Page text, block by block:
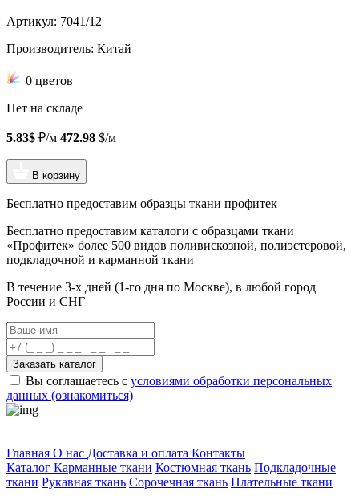
Артикул: 7041/12
Производитель: Китай
0 цветов
Нет на складе
5.83$ ₽/м 472.98 $/м
В корзину
Бесплатно предоставим образцы ткани профитек
Бесплатно предоставим каталоги с образцами ткани
«Профитек» более 500 видов поливискозной, полиэстеровой,
подкладочной и карманной ткани
В течение 3-х дней (1-го дня по Москве), в любой город
России и СНГ
Заказать каталог
Вы соглашаетесь с условиями обработки персональных
данных (ознакомиться)
Главная О нас Доставка и оплата Контакты
Каталог Карманные ткани Костюмная ткань Подкладочные
ткани Рукавная ткань Сорочечная ткань Плательные ткани